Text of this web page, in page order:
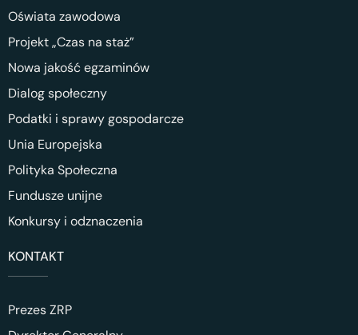
Oświata zawodowa
Projekt „Czas na staż”
Nowa jakość egzaminów
Dialog społeczny
Podatki i sprawy gospodarcze
Unia Europejska
Polityka Społeczna
Fundusze unijne
Konkursy i odznaczenia
KONTAKT
Prezes ZRP